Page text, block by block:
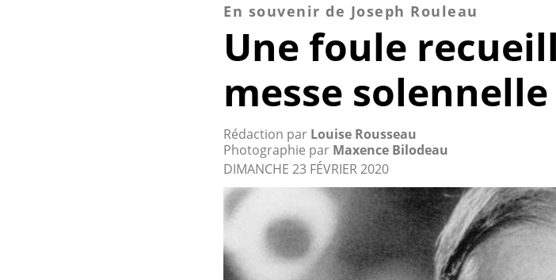
En souvenir de Joseph Rouleau
Une foule
messe solennelle
Rédaction par Louise Rousseau
Photographie par Maxence Bilodeau
DIMANCHE 23 FÉVRIER 2020